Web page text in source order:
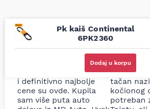
Pk kaiš Continental
6PK2360
Dodaj u korpu
Uporedila sam sve
prodavnice auto delova
i definitivno najbolje
cene su ovde. Kupila
sam više puta auto
Odlična
ljubazni
Nisam bio
tačan
kočionog
potreban